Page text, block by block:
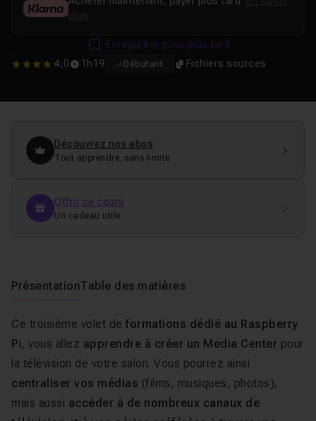
4 4,0 1h19 Débutant Fichiers sources
plus
Enregistrer pour plus tard
Découvrez nos abos
Tout apprendre, sans limite
Offrir ce cours
Un cadeau utile.
PrésentationTable des matières
Ce troisième volet de formations dédié au Raspberry
Pi, vous allez apprendre à créer un Media Center pour
la télévision de votre salon. Vous pourrez ainsi
centraliser vos médias (films, musiques, photos),
mais aussi accéder à de nombreux canaux de